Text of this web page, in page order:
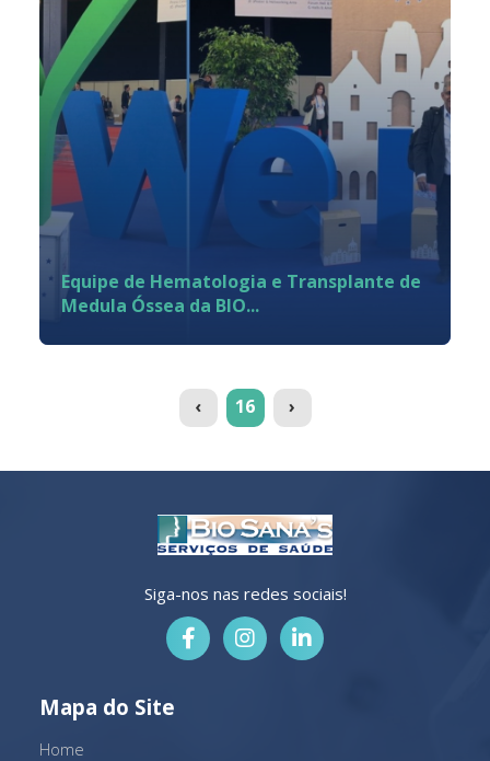
Equipe de Hematologia e Transplante de
Medula Óssea da BIO...
‹ 16(current)
›
Siga-nos nas redes sociais!
Mapa do Site
Home